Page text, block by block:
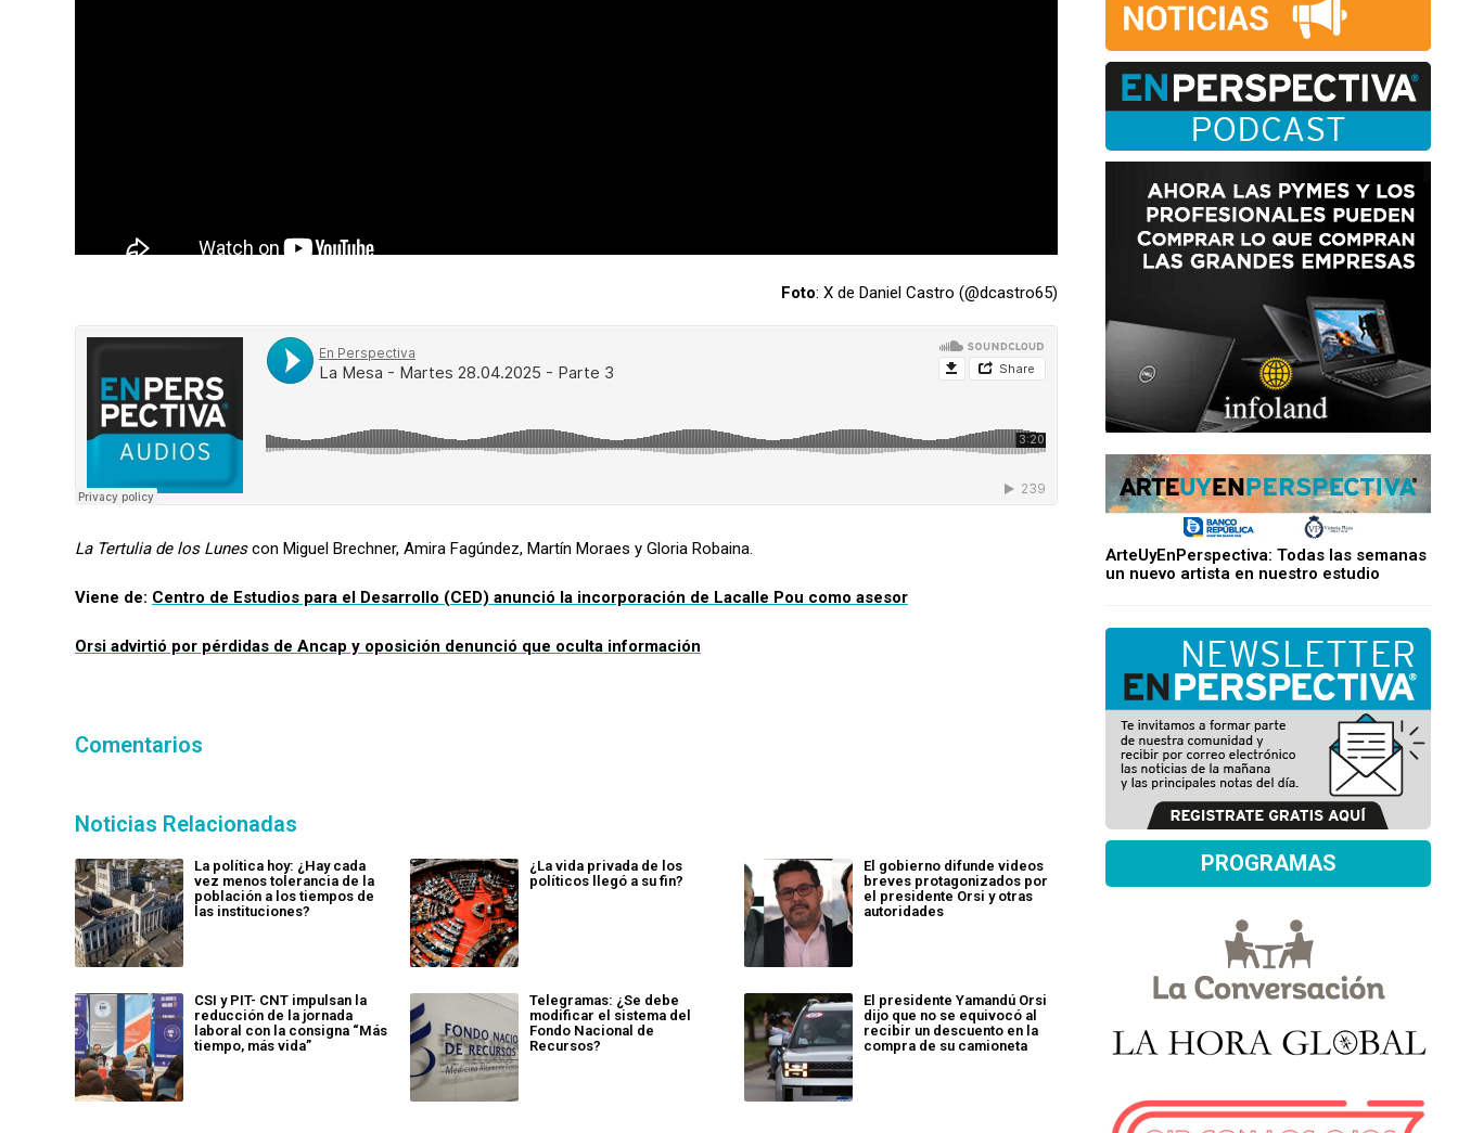
Foto: X de Daniel Castro (@dcastro65)
La Tertulia de los Lunescon Miguel Brechner, Amira Fagúndez, Martín Moraes y Gloria Robaina.
Viene de: Centro de Estudios para el Desarrollo (CED) anunció la incorporación de Lacalle Pou como asesor
Orsi advirtió por pérdidas de Ancap y oposición denunció que oculta información
Comentarios
Noticias Relacionadas
La política hoy: ¿Hay cada
vez menos tolerancia de la
población a los tiempos de
las instituciones?
¿La vida privada de los
políticos llegó a su fin?
El gobierno difunde videos
breves protagonizados por
el presidente Orsi y otras
autoridades
CSI y PIT- CNT impulsan la
reducción de la jornada
laboral con la consigna “Más
tiempo, más vida”
Telegramas: ¿Se debe
modificar el sistema del
Fondo Nacional de
Recursos?
El presidente Yamandú Orsi
dijo que no se equivocó al
recibir un descuento en la
compra de su camioneta
ArteUyEnPerspectiva: Todas las semanas
un nuevo artista en nuestro estudio
PROGRAMAS